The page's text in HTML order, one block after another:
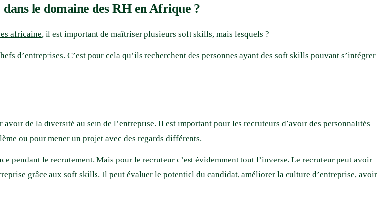
le domaine des RH en Afrique ?
africaine, il est important de maîtriser plusieurs soft skills, mais lesquels ?
d’entreprises. C’est pour cela qu’ils recherchent des personnes ayant des soft skills pouvant s’intégrer
de la diversité au sein de l’entreprise. Il est important pour les recruteurs d’avoir des personnalités
ou pour mener un projet avec des regards différents.
pendant le recrutement. Mais pour le recruteur c’est évidemment tout l’inverse. Le recruteur peut avoir
grâce aux soft skills. Il peut évaluer le potentiel du candidat, améliorer la culture d’entreprise, avoir